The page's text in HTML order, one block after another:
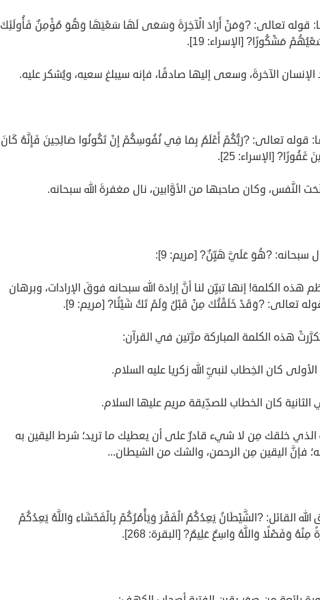
قوله تعالى: ?وَمَنْ أَرَادَ الْآخِرَةَ وَسَعَى لَهَا سَعْيَهَا وَهُوَ مُؤْمِنٌ فَأُولَئِكَ
مَشْكُورًا? [الإسراء: 19].
الإنسان الآخرةَ، وسعى إليها صادقًا، فإنه سيبلغ سعيه، ويُشكر عليه.
قوله تعالى: ?رَبُّكُمْ أَعْلَمُ بِمَا فِي نُفُوسِكُمْ إِنْ تَكُونُوا صَالِحِينَ فَإِنَّهُ كَانَ
غَفُورًا? [الإسراء: 25].
النَّفس، وكان صاحبها من الأوَّابين، نال مغفرةَ الله سبحانه.
هذه الكلمة! إنها تبيِّن لنا أنَّ إرادة الله سبحانه فوقَ الإرادات، وبرهان
تعالى: ?وَقَدْ خَلَقْتُكَ مِنْ قَبْلُ وَلَمْ تَكُ شَيْئًا? [مريم: 9].
هذه الكلمة المباركة مرَّتين في القرآن:
كان الخِطاب لنبيِّ الله زكريا عليه السلام.
كان الخطاب للصدِّيقة مريم عليها السلام.
الذي خلقك مِن لا شيء قادرٌ على أن يعطيك ما تريد؛ شرط اليقين به
فإنَّ اليقين مِن الرحمن، والشك من الشيطان...
القائل: ?الشَّيْطَانُ يَعِدُكُمُ الْفَقْرَ وَيَأْمُرُكُمْ بِالْفَحْشَاءِ وَاللَّهُ يَعِدُكُمْ
وَفَضْلًا وَاللَّهُ وَاسِعٌ عَلِيمٌ? [البقرة: 268].